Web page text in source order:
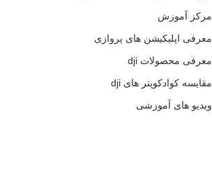
مرکز آموزش
معرفی اپلیکیشن های پروازی
معرفی محصولات dji
مقایسه کوادکوپتر های dji
ویدیو های آموزشی